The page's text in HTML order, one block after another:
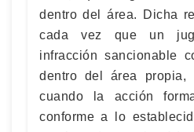
dentro del área. Dicha
cada vez que un
infracción sancionable
dentro del área
cuando la acción
conforme a lo